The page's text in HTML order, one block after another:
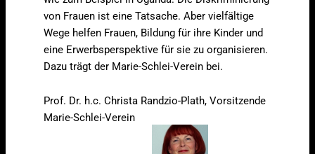
von Frauen ist eine Tatsache. Aber vielfältige
Wege helfen Frauen, Bildung für ihre Kinder und
eine Erwerbsperspektive für sie zu organisieren.
Dazu trägt der Marie-Schlei-Verein bei.
Prof. Dr. h.c. Christa Randzio-Plath, Vorsitzende
Marie-Schlei-Verein